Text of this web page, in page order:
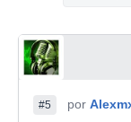
#5 por